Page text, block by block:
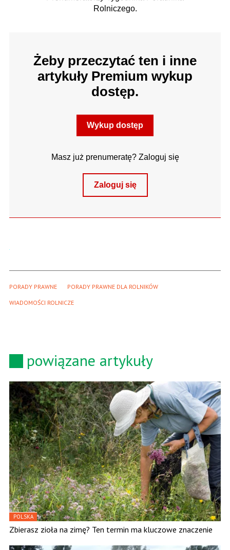
Rolniczego.
Żeby przeczytać ten i inne
artykuły Premium wykup
dostęp.
Wykup dostęp
Masz już prenumeratę? Zaloguj się
Zaloguj się
PORADY PRAWNE PORADY PRAWNE DLA ROLNIKÓW
WIADOMOŚCI ROLNICZE
powiązane artykuły
POLSKA
Zbierasz zioła na zimę? Ten termin ma kluczowe znaczenie